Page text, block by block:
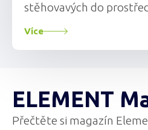
stěhovavých do
Více
ELEMENT
Přečtěte si magazín